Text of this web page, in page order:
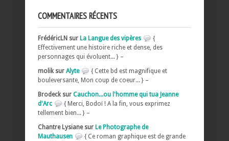
COMMENTAIRES RÉCENTS
FrédéricLN sur La Langue des vipères
{
Effectivement une histoire riche et dense, des
personnages qui évoluent... } –
molik sur Alyte
{ Cette bd est magnifique et
bouleversante, Mon coup de coeur... } –
Brodeck sur Cauchon...ou l'homme qui tua Jeanne
d'Arc
{ Merci, Bodoï ! A la fin, vous exprimez
tellement bien... } –
Chantre Lysiane sur Le Photographe de
Mauthausen
{ Ce roman graphique est de grande